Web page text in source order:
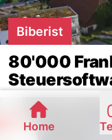
Biberist
80'000
Home